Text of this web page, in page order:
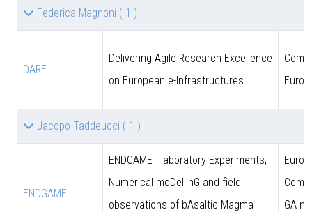
Federica Magnoni ( 1 )
DARE
Delivering Agile Research Excellence
on European e-Infrastructures
Jacopo Taddeucci ( 1 )
ENDGAME
ENDGAME - laboratory Experiments,
Numerical moDellinG and field
observations of bAsaltic Magma
GA n.